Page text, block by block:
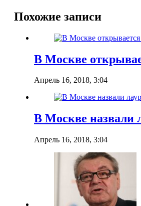
Похожие записи
В Москве
Апрель 16, 2018, 3:04
В Москве назвали
Апрель 16, 2018, 3:04